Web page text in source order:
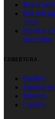
Brasil
Em um
2026
Estados
masculina
COBERTURA
Paulista
Mineiro
Carioca